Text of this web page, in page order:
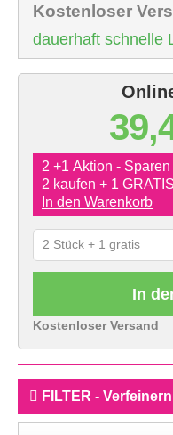
Kostenloser
dauerhaft schnelle
2 +1 Aktion -
2 kaufen + 1
In den Warenkorb
In
Kostenloser Versand
FILTER -